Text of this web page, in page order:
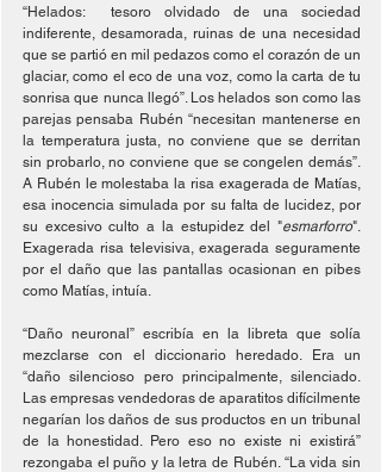
“Helados:  tesoro olvidado de una sociedad
indiferente, desamorada, ruinas de una necesidad
que se partió en mil pedazos como el corazón de un
glaciar, como el eco de una voz, como la carta de tu
sonrisa que nunca llegó”. Los helados son como las
parejas pensaba Rubén “necesitan mantenerse en
la temperatura justa, no conviene que se derritan
sin probarlo, no conviene que se congelen demás”.
A Rubén le molestaba la risa exagerada de Matías,
esa inocencia simulada por su falta de lucidez, por
su excesivo culto a la estupidez del "esmarforro".
Exagerada risa televisiva, exagerada seguramente
por el daño que las pantallas ocasionan en pibes
como Matías, intuía.
“Daño neuronal” escribía en la libreta que solía
mezclarse con el diccionario heredado. Era un
“daño silencioso pero principalmente, silenciado.
Las empresas vendedoras de aparatitos difícilmente
negarían los daños de sus productos en un tribunal
de la honestidad. Pero eso no existe ni existirá”
rezongaba el puño y la letra de Rubén. “La vida sin